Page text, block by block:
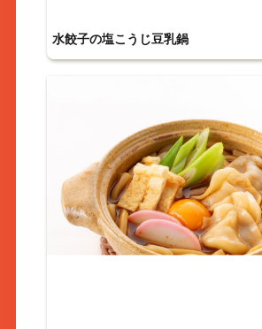
水餃子の塩こうじ豆乳鍋